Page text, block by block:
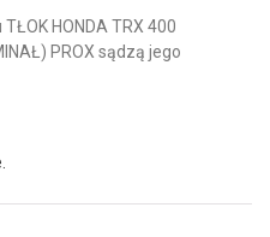
HONDA TRX 400
PROX sądzą jego